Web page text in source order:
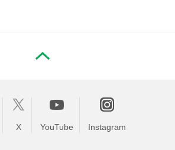
X YouTube Instagram